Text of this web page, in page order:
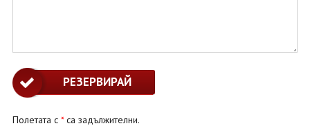
Полетата с *са задължителни.